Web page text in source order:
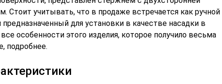
Стоит учитывать, что в продаже встречается как ручной
предназначенный для установки в качестве насадки в
особенности этого изделия, которое получило весьма
подробнее.